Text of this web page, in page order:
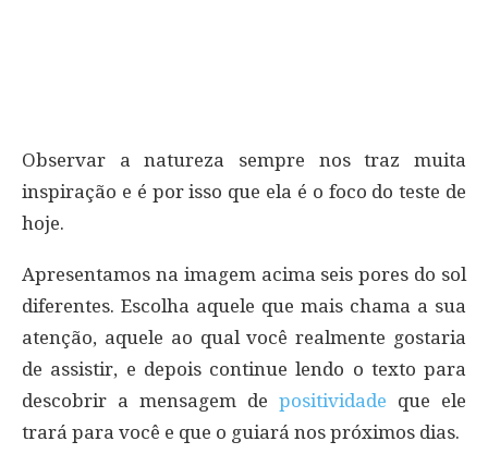
Observar a natureza sempre nos traz muita
inspiração e é por isso que ela é o foco do teste de
hoje.
Apresentamos na imagem acima seis pores do sol
diferentes. Escolha aquele que mais chama a sua
atenção, aquele ao qual você realmente gostaria
de assistir, e depois continue lendo o texto para
descobrir a mensagem de positividade que ele
trará para você e que o guiará nos próximos dias.